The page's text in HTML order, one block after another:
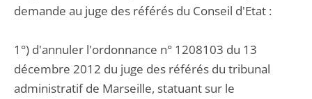
demande au juge des référés du Conseil d'Etat :
1°) d'annuler l'ordonnance n° 1208103 du 13
décembre 2012 du juge des référés du tribunal
administratif de Marseille, statuant sur le